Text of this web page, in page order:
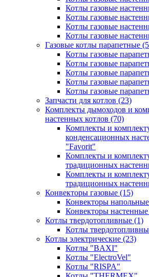
Котлы газовые
Котлы газовые
Котлы газовые
Котлы газовые
Газовые котлы парапетные
Котлы газовые
Котлы газовые
Котлы газовые
Котлы газовые
Котлы газовые
Запчасти для котлов (23)
Комплекты дымоходов и
настенных котлов (70)
Комплекты и
конденсационных
"Favorit"
Комплекты и
традиционных
Комплекты и
традиционных
Конвекторы газовые (15)
Конвекторы
Конвекторы
Котлы твердотопливные (1)
Котлы
Котлы электрические (23)
Котлы "BAXI"
Котлы "ElectroVel"
Котлы "RISPA"